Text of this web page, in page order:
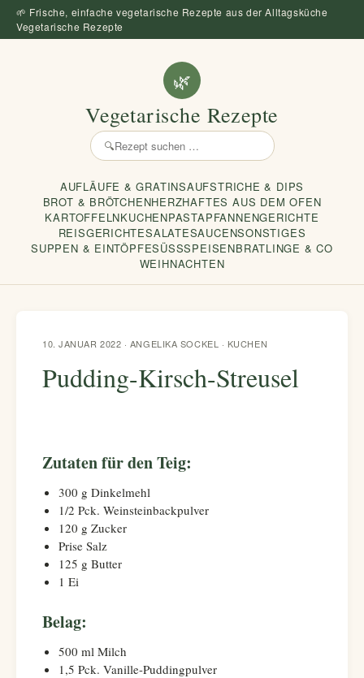
🌱 Frische, einfache vegetarische Rezepte aus der Alltagsküche
Vegetarische Rezepte
🌿
Vegetarische Rezepte
🔍
Rezept
AUFLÄUFE & GRATINSAUFSTRICHE & DIPS
BROT & BRÖTCHENHERZHAFTES AUS DEM OFEN
KARTOFFELNKUCHENPASTAPFANNENGERICHTE
REISGERICHTESALATESAUCENSONSTIGES
SUPPEN & EINTÖPFESÜSSSPEISEN
BRATLINGE & CO
WEIHNACHTEN
10. JANUAR 2022 · ANGELIKA SOCKEL · KUCHEN
Pudding-Kirsch-Streusel
Zutaten für den Teig:
300 g Dinkelmehl
1/2 Pck. Weinsteinbackpulver
120 g Zucker
Prise Salz
125 g Butter
1 Ei
Belag:
500 ml Milch
1,5 Pck. Vanille-Puddingpulver